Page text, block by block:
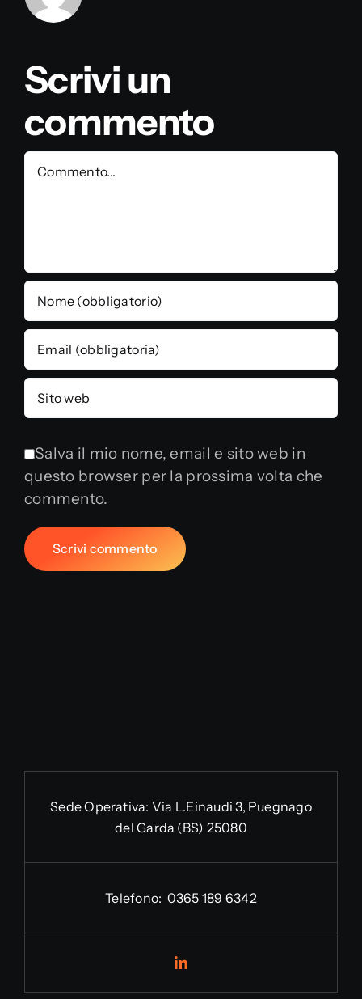
Scrivi un
commento
Commento
Salva il mio nome, email e sito web in
questo browser per la prossima volta che
commento.
Sede Operativa: Via L.Einaudi 3, Puegnago
del Garda (BS) 25080
Telefono: 0365 189 6342